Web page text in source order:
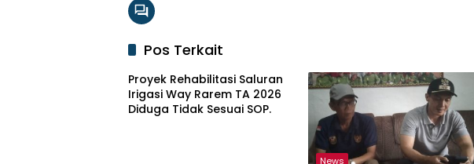
Pos Terkait
Proyek Rehabilitasi Saluran
Irigasi Way Rarem TA 2026
Diduga Tidak Sesuai SOP.
News